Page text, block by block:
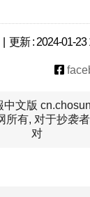
更新 : 2024-01-23
中文版
所有, 对于抄袭
对